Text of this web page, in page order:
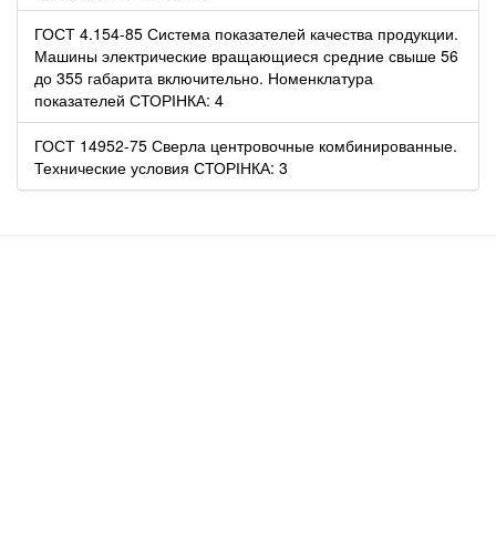
ГОСТ 4.154-85 Система показателей качества продукции.
Машины электрические вращающиеся средние свыше 56
до 355 габарита включительно. Номенклатура
показателей СТОРІНКА: 4
ГОСТ 14952-75 Сверла центровочные комбинированные.
Технические условия СТОРІНКА: 3